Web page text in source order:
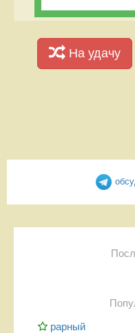
На удачу
рарный